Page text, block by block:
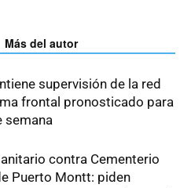
Más del autor
supervisión de la red
frontal pronosticado para
semana
contra Cementerio
Puerto Montt: piden